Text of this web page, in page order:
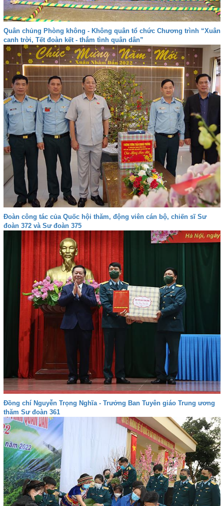
Quân chủng Phòng không - Không quân tổ chức Chương trình “Xuân
canh trời, Tết đoàn kết - thắm tình quân dân”
Đoàn công tác của Quốc hội thăm, động viên cán bộ, chiến sĩ Sư
đoàn 372 và Sư đoàn 375
Đồng chí Nguyễn Trọng Nghĩa - Trưởng Ban Tuyên giáo Trung ương
thăm Sư đoàn 361